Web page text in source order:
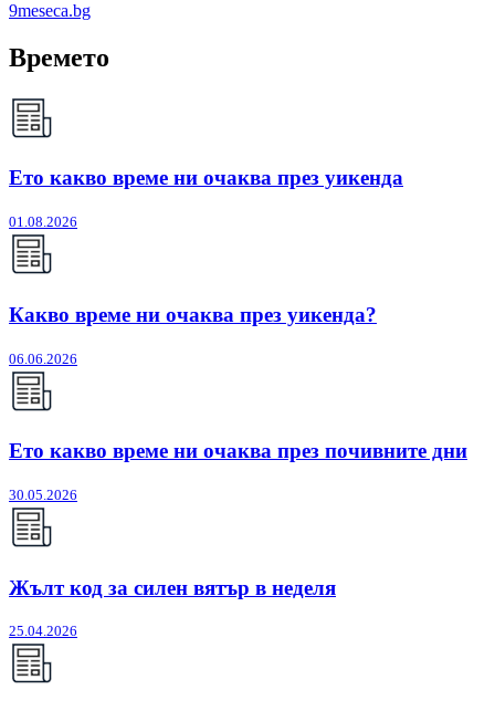
9meseca.bg
Времето
Ето какво време ни очаква през уикенда
01.08.2026
Какво време ни очаква през уикенда?
06.06.2026
Ето какво време ни очаква през почивните дни
30.05.2026
Жълт код за силен вятър в неделя
25.04.2026